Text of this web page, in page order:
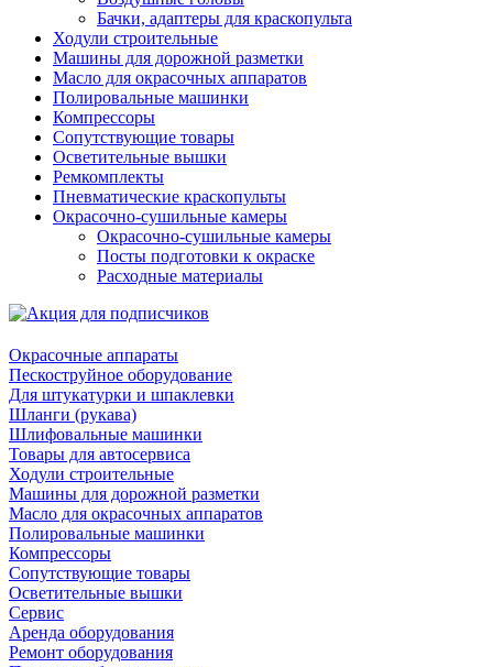
Бачки, адаптеры для краскопульта
Ходули строительные
Машины для дорожной разметки
Масло для окрасочных аппаратов
Полировальные машинки
Компрессоры
Сопутствующие товары
Осветительные вышки
Ремкомплекты
Пневматические краскопульты
Окрасочно-сушильные камеры
Окрасочно-сушильные камеры
Посты подготовки к окраске
Расходные материалы
Окрасочные аппараты
Пескоструйное оборудование
Для штукатурки и шпаклевки
Шланги (рукава)
Шлифовальные машинки
Товары для автосервиса
Ходули строительные
Машины для дорожной разметки
Масло для окрасочных аппаратов
Полировальные машинки
Компрессоры
Сопутствующие товары
Осветительные вышки
Сервис
Аренда оборудования
Ремонт оборудования